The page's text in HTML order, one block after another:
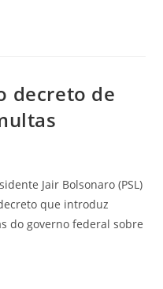
decreto de
Jair Bolsonaro (PSL)
que introduz
do governo federal sobre